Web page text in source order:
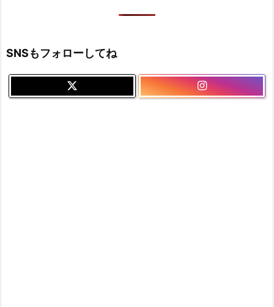
SNSもフォローしてね